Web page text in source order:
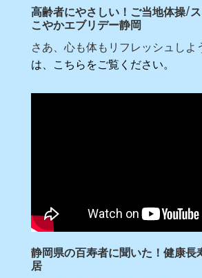
高齢者にやさしい！ご当地体操/
こやかエブリデー静岡
さあ、心も体もリフレッシュしよ
は、こちらをご覧ください。
静岡県の百寿者に聞いた！健康長
居